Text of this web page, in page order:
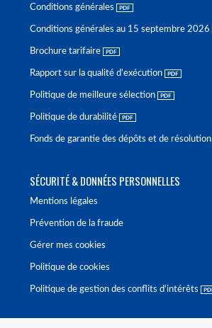
Conditions générales
Conditions générales au 15 septembre 2026
Brochure tarifaire
Rapport sur la qualité d'exécution
Politique de meilleure sélection
Politique de durabilité
Fonds de garantie des dépôts et de résolution
SÉCURITÉ & DONNÉES PERSONNELLES
Mentions légales
Prévention de la fraude
Gérer mes cookies
Politique de cookies
Politique de gestion des conflits d'intérêts